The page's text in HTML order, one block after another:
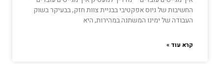
החשיבות של גיוס אפקטיבי בבניית צוות חזק, בבעיקר בשוק
העבודה של ימינו המשתנה במהירות, היא
קרא עוד »